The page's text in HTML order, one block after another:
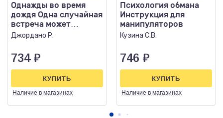
Однажды во время
дождя Одна случайная
встреча может
изменить жизнь
Джордано Р.
734 ₽
Наличие в магазинах
КУПИТЬ
Психология обмана
Инструкция для
манипуляторов
Кузина С.В.
746 ₽
Наличие в магазинах
КУПИТЬ